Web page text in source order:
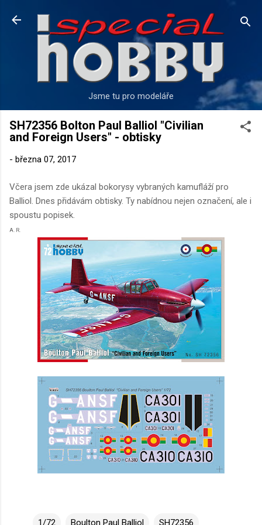
Přeskočit na hlavní obsah
Jsme tu pro modeláře
SH72356 Bolton Paul Balliol "Civilian
and Foreign Users" - obtisky
- března 07, 2017
Včera jsem zde ukázal bokorysy vybraných kamufláží pro
Balliol. Dnes přidávám obtisky. Ty nabídnou nejen označení, ale i
spoustu popisek.
A. R.
1/72 Boulton Paul Balliol SH72356